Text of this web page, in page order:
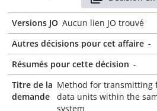
Versions JO Aucun lien JO trouvé
Autres décisions pour cet affaire -
Résumés pour cette décision -
Titre de la
demande
Method for transmitting
data units within the
system